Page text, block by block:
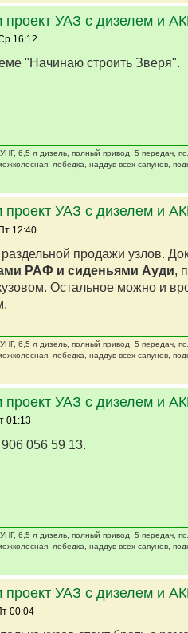
проект УАЗ с дизелем и
16:12
"Начинаю строить Зверя".
6,5 л дизель, полный привод, 5 передач,
лебедка, наддув всех сапунов,
проект УАЗ с дизелем и
12:40
продажи узлов.
РАФ и сиденьями Ауди,
Остальное можно и
6,5 л дизель, полный привод, 5 передач,
лебедка, наддув всех сапунов,
проект УАЗ с дизелем и
01:13
056 59 13.
6,5 л дизель, полный привод, 5 передач,
лебедка, наддув всех сапунов,
проект УАЗ с дизелем и
00:04